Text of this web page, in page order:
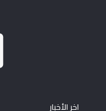
اخر الأخبار